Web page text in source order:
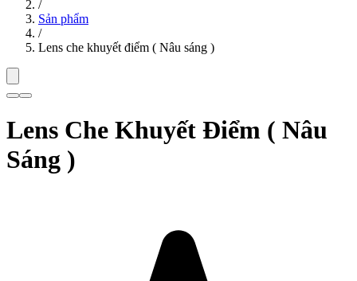
/
Sản phẩm
/
Lens che khuyết điểm ( Nâu sáng )
Lens Che Khuyết Điểm ( Nâu
Sáng )